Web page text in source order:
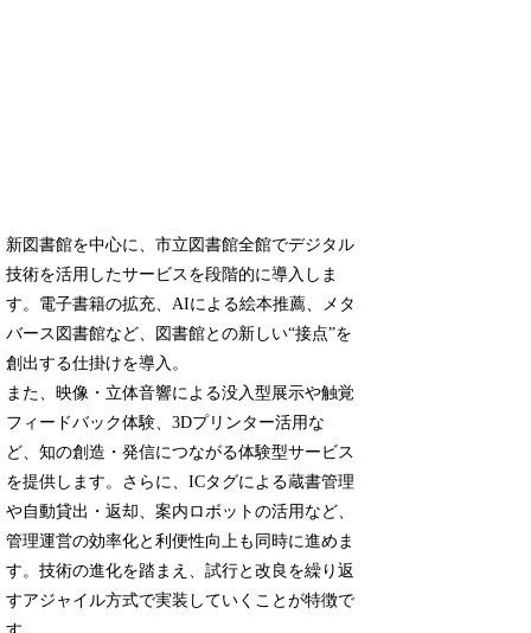
新図書館を中心に、市立図書館全館でデジタル
技術を活用したサービスを段階的に導入しま
す。電子書籍の拡充、AIによる絵本推薦、メタ
バース図書館など、図書館との新しい“接点”を
創出する仕掛けを導入。
また、映像・立体音響による没入型展示や触覚
フィードバック体験、3Dプリンター活用な
ど、知の創造・発信につながる体験型サービス
を提供します。さらに、ICタグによる蔵書管理
や自動貸出・返却、案内ロボットの活用など、
管理運営の効率化と利便性向上も同時に進めま
す。技術の進化を踏まえ、試行と改良を繰り返
すアジャイル方式で実装していくことが特徴で